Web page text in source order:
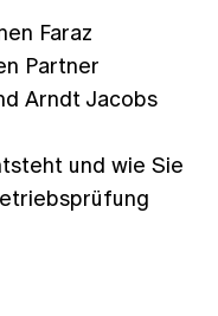
Faraz
Partner
Arndt Jacobs
und wie Sie